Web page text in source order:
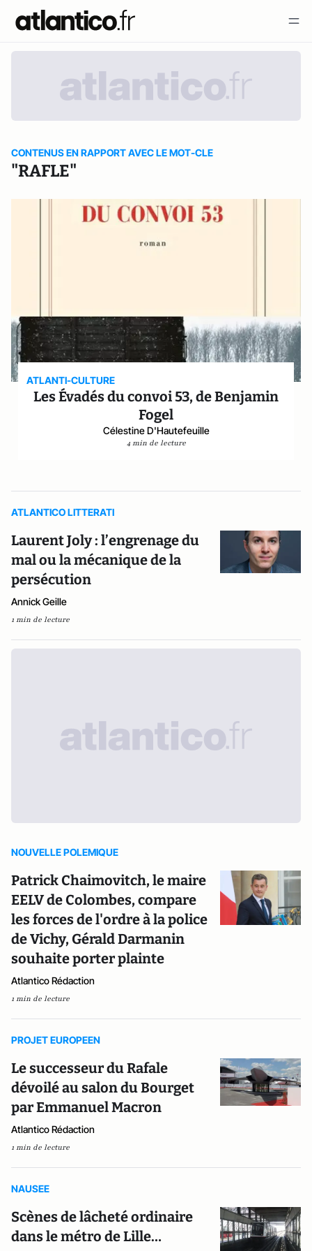
CONTENUS EN RAPPORT AVEC LE MOT-CLE
"RAFLE"
ATLANTI-CULTURE
Les Évadés du convoi 53, de Benjamin
Fogel
Célestine D'Hautefeuille
4 min de lecture
ATLANTICO LITTERATI
Laurent Joly : l’engrenage du
mal ou la mécanique de la
persécution
Annick Geille
1 min de lecture
NOUVELLE POLEMIQUE
Patrick Chaimovitch, le maire
EELV de Colombes, compare
les forces de l'ordre à la police
de Vichy, Gérald Darmanin
souhaite porter plainte
Atlantico Rédaction
1 min de lecture
PROJET EUROPEEN
Le successeur du Rafale
dévoilé au salon du Bourget
par Emmanuel Macron
Atlantico Rédaction
1 min de lecture
NAUSEE
Scènes de lâcheté ordinaire
dans le métro de Lille…